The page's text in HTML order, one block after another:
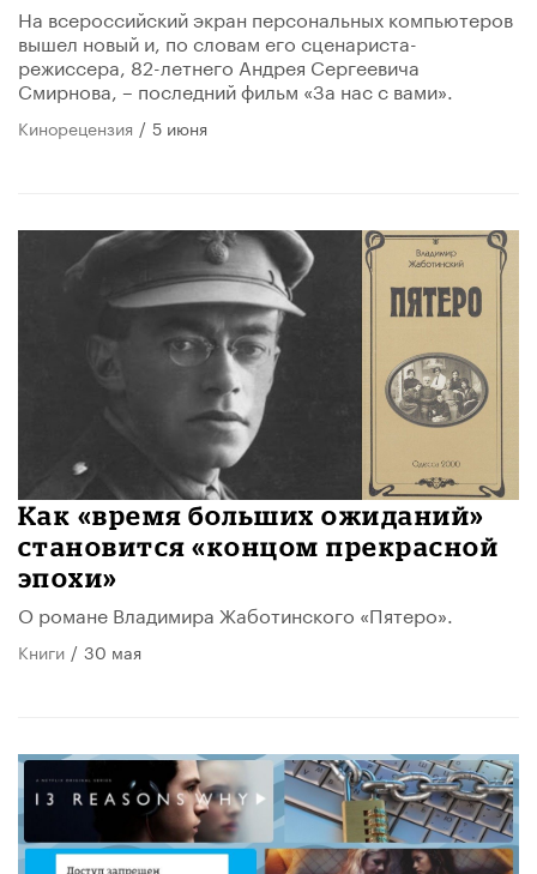
На всероссийский экран персональных компьютеров
вышел новый и, по словам его сценариста-
режиссера, 82-летнего Андрея Сергеевича
Смирнова, – последний фильм «За нас с вами».
Кинорецензия / 5 июня
Как «время больших ожиданий»
становится «концом прекрасной
эпохи»
О романе Владимира Жаботинского «Пятеро».
Книги / 30 мая